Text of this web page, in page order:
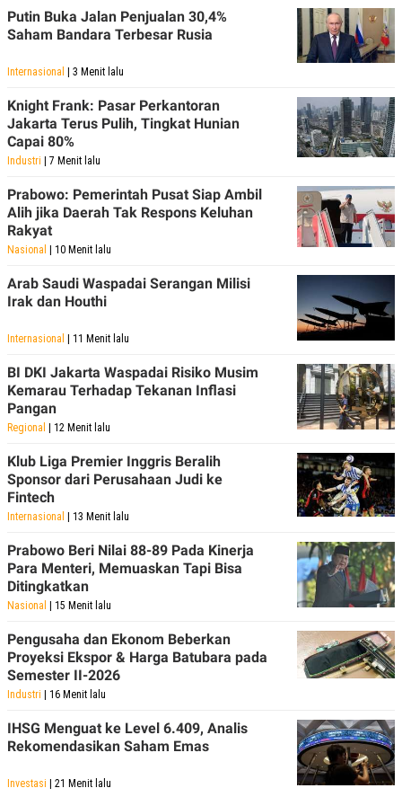
Putin Buka Jalan Penjualan 30,4%
Saham Bandara Terbesar Rusia
Internasional | 3 Menit lalu
Knight Frank: Pasar Perkantoran
Jakarta Terus Pulih, Tingkat Hunian
Capai 80%
Industri | 7 Menit lalu
Prabowo: Pemerintah Pusat Siap Ambil
Alih jika Daerah Tak Respons Keluhan
Rakyat
Nasional | 10 Menit lalu
Arab Saudi Waspadai Serangan Milisi
Irak dan Houthi
Internasional | 11 Menit lalu
BI DKI Jakarta Waspadai Risiko Musim
Kemarau Terhadap Tekanan Inflasi
Pangan
Regional | 12 Menit lalu
Klub Liga Premier Inggris Beralih
Sponsor dari Perusahaan Judi ke
Fintech
Internasional | 13 Menit lalu
Prabowo Beri Nilai 88-89 Pada Kinerja
Para Menteri, Memuaskan Tapi Bisa
Ditingkatkan
Nasional | 15 Menit lalu
Pengusaha dan Ekonom Beberkan
Proyeksi Ekspor & Harga Batubara pada
Semester II-2026
Industri | 16 Menit lalu
IHSG Menguat ke Level 6.409, Analis
Rekomendasikan Saham Emas
Investasi | 21 Menit lalu